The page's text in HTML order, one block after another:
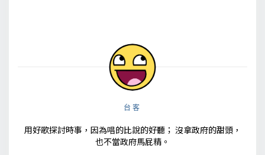
台客
用好歌探討時事，因為唱的比說的好聽； 沒拿政府的甜頭，
也不當政府馬屁精。